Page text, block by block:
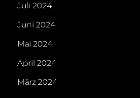
Juli 2024
Juni 2024
Mai 2024
April 2024
März 2024